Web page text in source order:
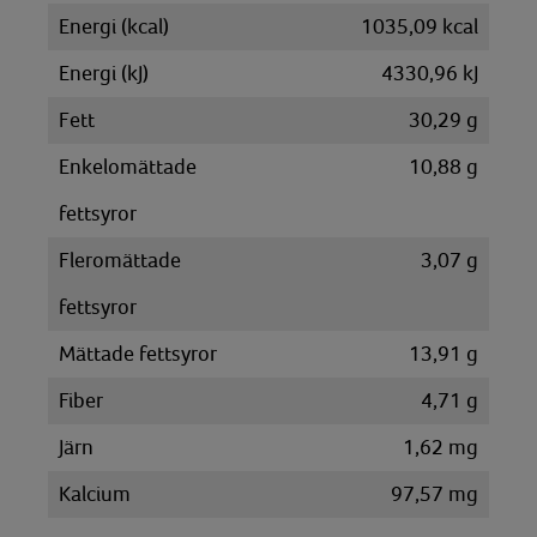
Energi (kcal)
1035,09 kcal
Energi (kJ)
4330,96 kJ
Fett
30,29 g
Enkelomättade
fettsyror
10,88 g
Fleromättade
fettsyror
3,07 g
Mättade fettsyror
13,91 g
Fiber
4,71 g
Järn
1,62 mg
Kalcium
97,57 mg